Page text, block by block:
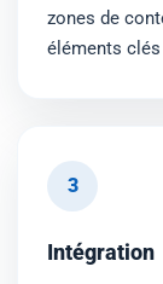
zones de
éléments
3
Intégration